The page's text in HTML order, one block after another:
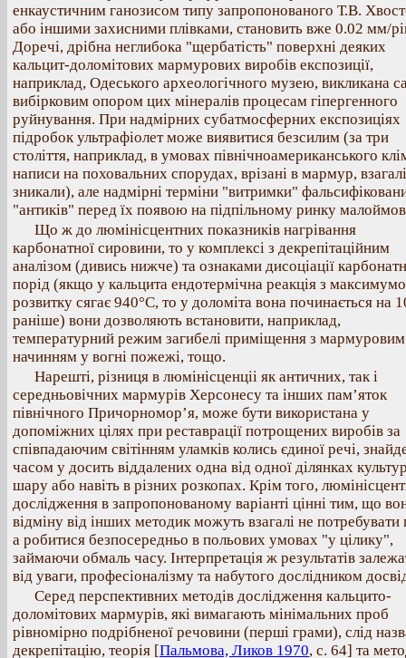
енкаустичним ганозисом типу запропонованого Т.В.
або іншими захисними плівками, становить вже 0.02 мм/
Доречі, дрібна неглибока "щербатість" поверхні деяких
кальцит-доломітових мармурових виробів експозиції,
наприклад, Одеського археологічного музею, викликана
вибірковим опором цих мінералів процесам гіпергенного
руйнування. При надмірних субатмосферних експозиціях
підробок ультрафіолет може виявитися безсилим (за три
століття, наприклад, в умовах північноамериканського
написи на поховальних спорудах, врізані в мармур, взагалі
зникали), але надмірні терміни "витримки"
"антиків" перед їх появою на підпільному ринку
Що ж до люмінісцентних показників нагрівання
карбонатної сировини, то у комплексі з декрепітаційним
аналізом (дивись нижче) та ознаками дисоціації
порід (якщо у кальцита ендотермічна реакція з
розвитку сягає 940°С, то у доломіта вона починається на
раніше) вони дозволяють встановити, наприклад,
температурний режим загибелі приміщення з мармуровим
начинням у вогні пожежі, тощо.
Нарешті, різниця в люмінісценціі як античних, так і
середньовічних мармурів Херсонесу та інших пам’яток
північного Причорномор’я, може бути використана у
допоміжних цілях при реставрації потрощених виробів за
співпадаючим світінням уламків колись єдиної речі,
часом у досить віддалених одна від одної ділянках
шару або навіть в різних розкопах. Крім того,
дослідження в запропонованому варіанті цінні тим, що
відміну від інших методик можуть взагалі не потребувати
а робитися безпосередньо в польових умовах "у цілику",
займаючи обмаль часу. Інтерпретація ж результатів
від уваги, професіоналізму та набутого дослідником
Серед перспективних методів дослідження кальцито-
доломітових мармурів, які вимагають мінімальних проб
рівномірно подрібненої речовини (перші грами), слід
декрепітацію, теорія [Пальмова, Ликов 1970, с. 64] та